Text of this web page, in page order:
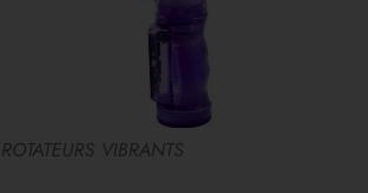
ROTATEURS VIBRANTS